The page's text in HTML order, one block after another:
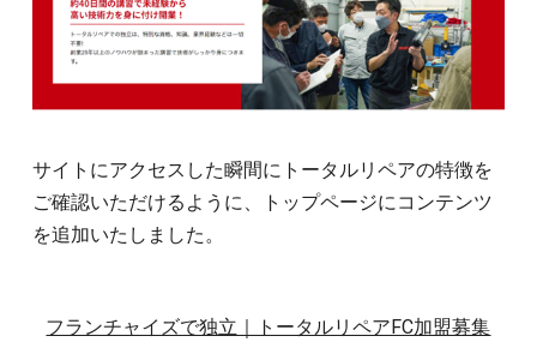
サイトにアクセスした瞬間にトータルリペアの特徴を
ご確認いただけるように、トップページにコンテンツ
を追加いたしました。
フランチャイズで独立｜トータルリペアFC加盟募集